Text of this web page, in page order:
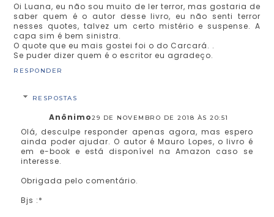
Oi Luana, eu não sou muito de ler terror, mas gostaria de
saber quem é o autor desse livro, eu não senti terror
nesses quotes, talvez um certo mistério e suspense. A
capa sim é bem sinistra.
O quote que eu mais gostei foi o do Carcará. .
Se puder dizer quem é o escritor eu agradeço.
RESPONDER
RESPOSTAS
Anônimo29 DE NOVEMBRO DE 2018 ÀS 20:51
Olá, desculpe responder apenas agora, mas espero
ainda poder ajudar. O autor é Mauro Lopes, o livro é
em e-book e está disponível na Amazon caso se
interesse.
Obrigada pelo comentário.
Bjs :*